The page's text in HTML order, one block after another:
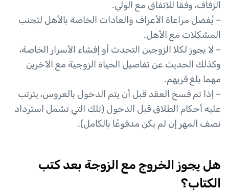
الزفاف، وفقا للاتفاق مع الولي.
– يُفضل مراعاة الأعراف والعادات الخاصة بالأهل لتجنب
المشكلات مع الأهل.
– لا يجوز لكلا الزوجين التحدث أو إفشاء الأسرار الخاصة،
وكذلك الحديث عن تفاصيل الحياة الزوجية مع الآخرين
مهما بلغ قربهم.
– إذا تم فسخ العقد قبل أن يتم الدخول بالعروس، يترتب
عليه أحكام الطلاق قبل الدخول (تلك التي تشمل استرداد
نصف المهر إن لم يكن مدفوعًا بالكامل).
هل يجوز الخروج مع الزوجة بعد كتب
الكتاب؟